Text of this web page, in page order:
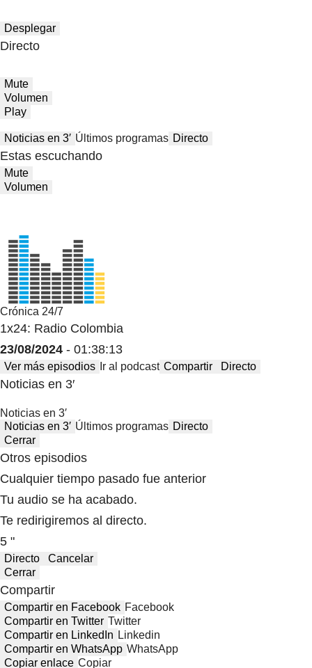
Desplegar
Directo
Mute
Volumen
Play
Noticias en 3′ Últimos programas Directo
Estas escuchando
Mute
Volumen
Crónica 24/7
1x24: Radio Colombia
23/08/2024 - 01:38:13
Ver más episodios Ir al podcast Compartir Directo
Noticias en 3′
Noticias en 3′
Noticias en 3′ Últimos programas Directo
Cerrar
Otros episodios
Cualquier tiempo pasado fue anterior
Tu audio se ha acabado.
Te redirigiremos al directo.
5 "
Directo
Cancelar
Cerrar
Compartir
Compartir en Facebook Facebook
Compartir en Twitter Twitter
Compartir en LinkedIn Linkedin
Compartir en WhatsApp WhatsApp
Copiar enlace Copiar